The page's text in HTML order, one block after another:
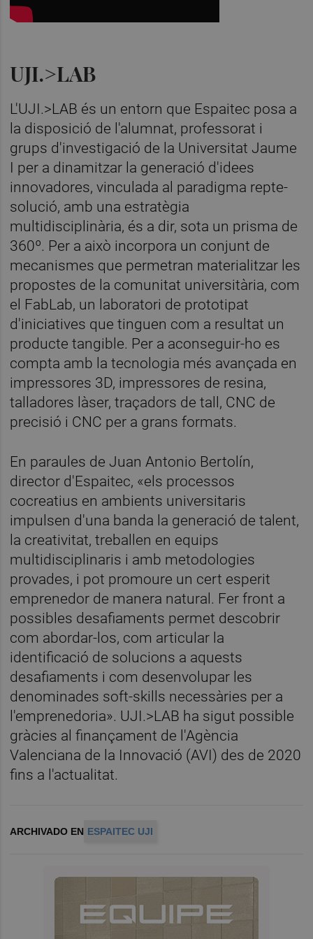
UJI.>LAB
L'UJI.>LAB és un entorn que Espaitec posa a
la disposició de l'alumnat, professorat i
grups d'investigació de la Universitat Jaume
I per a dinamitzar la generació d'idees
innovadores, vinculada al paradigma repte-
solució, amb una estratègia
multidisciplinària, és a dir, sota un prisma de
360º. Per a això incorpora un conjunt de
mecanismes que permetran materialitzar les
propostes de la comunitat universitària, com
el FabLab, un laboratori de prototipat
d'iniciatives que tinguen com a resultat un
producte tangible. Per a aconseguir-ho es
compta amb la tecnologia més avançada en
impressores 3D, impressores de resina,
talladores làser, traçadors de tall, CNC de
precisió i CNC per a grans formats.
En paraules de Juan Antonio Bertolín,
director d'Espaitec, «els processos
cocreatius en ambients universitaris
impulsen d'una banda la generació de talent,
la creativitat, treballen en equips
multidisciplinaris i amb metodologies
provades, i pot promoure un cert esperit
emprenedor de manera natural. Fer front a
possibles desafiaments permet descobrir
com abordar-los, com articular la
identificació de solucions a aquests
desafiaments i com desenvolupar les
denominades soft-skills necessàries per a
l'emprenedoria». UJI.>LAB ha sigut possible
gràcies al finançament de l'Agència
Valenciana de la Innovació (AVI) des de 2020
fins a l'actualitat.
ARCHIVADO EN ESPAITEC UJI